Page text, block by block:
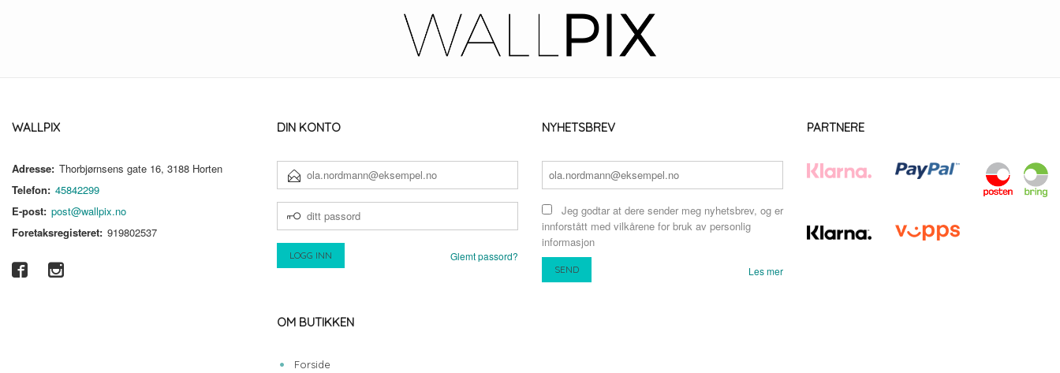
WALLPIX
Adresse: Thorbjørnsens gate 16, 3188 Horten
Telefon: 45842299
E-post: post@wallpix.no
Foretaksregisteret: 919802537
DIN KONTO
POSTADRESSE
PASSORD
Glemt passord?
OM BUTIKKEN
Forside
NYHETSBREV
Jeg godtar at dere sender meg nyhetsbrev, og er
innforstått med vilkårene for bruk av personlig
informasjon
Les mer
PARTNERE